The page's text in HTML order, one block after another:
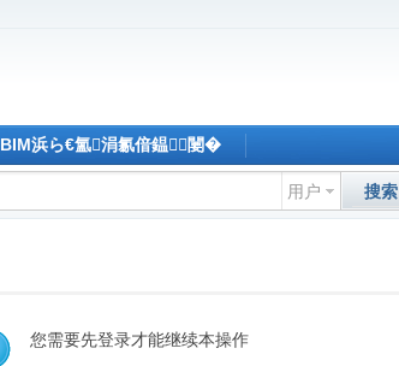
BIM浜ら€氳涓氱偣鎾闄�
用户 搜索
您需要先登录才能继续本操作